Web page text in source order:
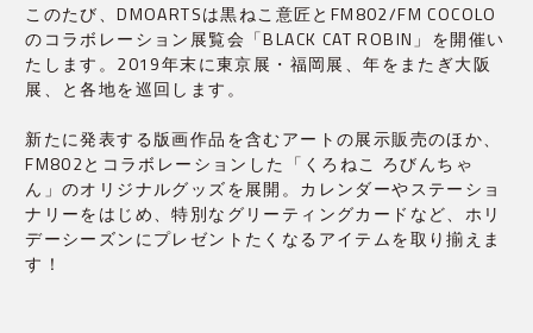
このたび、DMOARTSは黒ねこ意匠とFM802/FM COCOLO
のコラボレーション展覧会「BLACK CAT ROBIN」を開催い
たします。2019年末に東京展・福岡展、年をまたぎ大阪
展、と各地を巡回します。
新たに発表する版画作品を含むアートの展示販売のほか、
FM802とコラボレーションした「くろねこ ろびんちゃ
ん」のオリジナルグッズを展開。カレンダーやステーショ
ナリーをはじめ、特別なグリーティングカードなど、ホリ
デーシーズンにプレゼントたくなるアイテムを取り揃えま
す！